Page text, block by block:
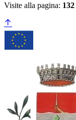
Visite alla pagina: 132